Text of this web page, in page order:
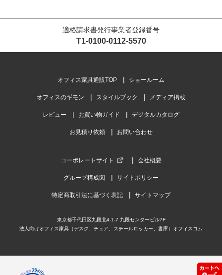
適格請求書発行事業者登録番号
T1-0100-0112-5570
オフィス家具通販TOP ショールーム
オフィスのギモン スタイルブック メディア掲載
レビュー お買い物ガイド デジタルカタログ
お見積り依頼 お問い合わせ
コーポレートサイト 会社概要
グループ構成図 サイトポリシー
特定商取引法に基づく表記 サイトマップ
東京都千代田区九段北4-1-7 九段センタービル7F
法人向けオフィス家具（デスク、チェア、スチールロッカー、書庫）オフィスコム